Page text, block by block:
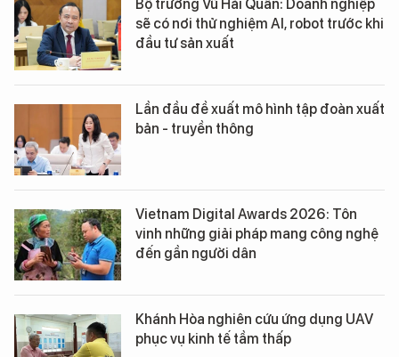
Bộ trưởng Vũ Hải Quân: Doanh nghiệp
sẽ có nơi thử nghiệm AI, robot trước khi
đầu tư sản xuất
Lần đầu đề xuất mô hình tập đoàn xuất
bản - truyền thông
Vietnam Digital Awards 2026: Tôn
vinh những giải pháp mang công nghệ
đến gần người dân
Khánh Hòa nghiên cứu ứng dụng UAV
phục vụ kinh tế tầm thấp